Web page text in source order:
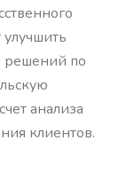
решений по
анализа
клиентов.